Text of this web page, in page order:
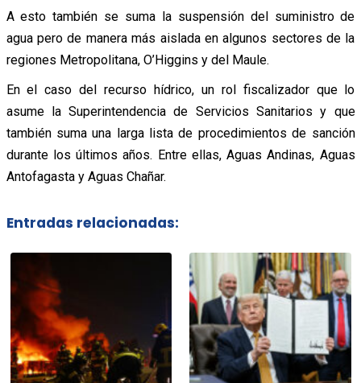
A esto también se suma la suspensión del suministro de
agua pero de manera más aislada en algunos sectores de la
regiones Metropolitana, O’Higgins y del Maule.
En el caso del recurso hídrico, un rol fiscalizador que lo
asume la Superintendencia de Servicios Sanitarios y que
también suma una larga lista de procedimientos de sanción
durante los últimos años. Entre ellas, Aguas Andinas, Aguas
Antofagasta y Aguas Chañar.
Entradas relacionadas: